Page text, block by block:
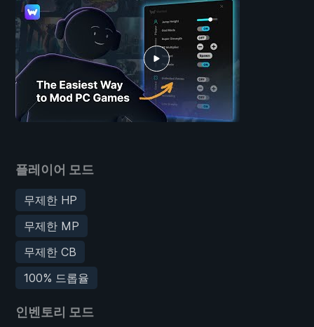
플레이어 모드
무제한 HP
무제한 MP
무제한 CB
100% 드롭율
인벤토리 모드